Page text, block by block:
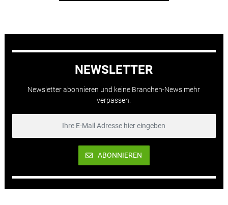
NEWSLETTER
Newsletter abonnieren und keine Branchen-News mehr
verpassen.
ABONNIEREN